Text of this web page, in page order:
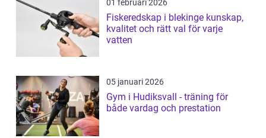
01 februari 2026
Fiskeredskap i blekinge kunskap,
kvalitet och rätt val för varje
vatten
05 januari 2026
Gym i Hudiksvall - träning för
både vardag och prestation